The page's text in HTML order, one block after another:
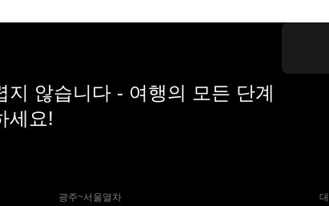
않습니다 - 여행의 모든 단계
세요!
광주~서울열차